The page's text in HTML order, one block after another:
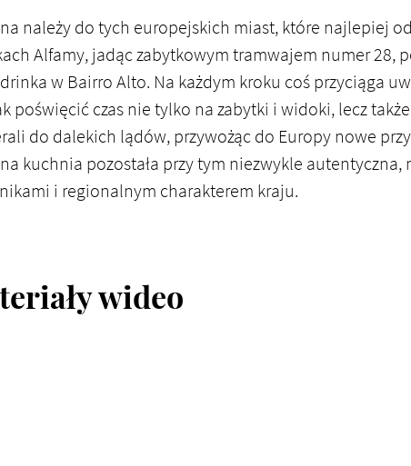
należy do tych europejskich miast, które najlepiej
Alfamy, jadąc zabytkowym tramwajem numer 28,
w Bairro Alto. Na każdym kroku coś przyciąga
poświęcić czas nie tylko na zabytki i widoki, lecz
do dalekich lądów, przywożąc do Europy nowe
kuchnia pozostała przy tym niezwykle
i regionalnym charakterem kraju.
wideo